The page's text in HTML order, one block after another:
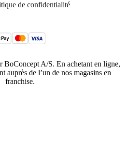
de confidentialité
BoConcept A/S. En achetant en ligne,
auprès de l’un de nos magasins en
franchise.